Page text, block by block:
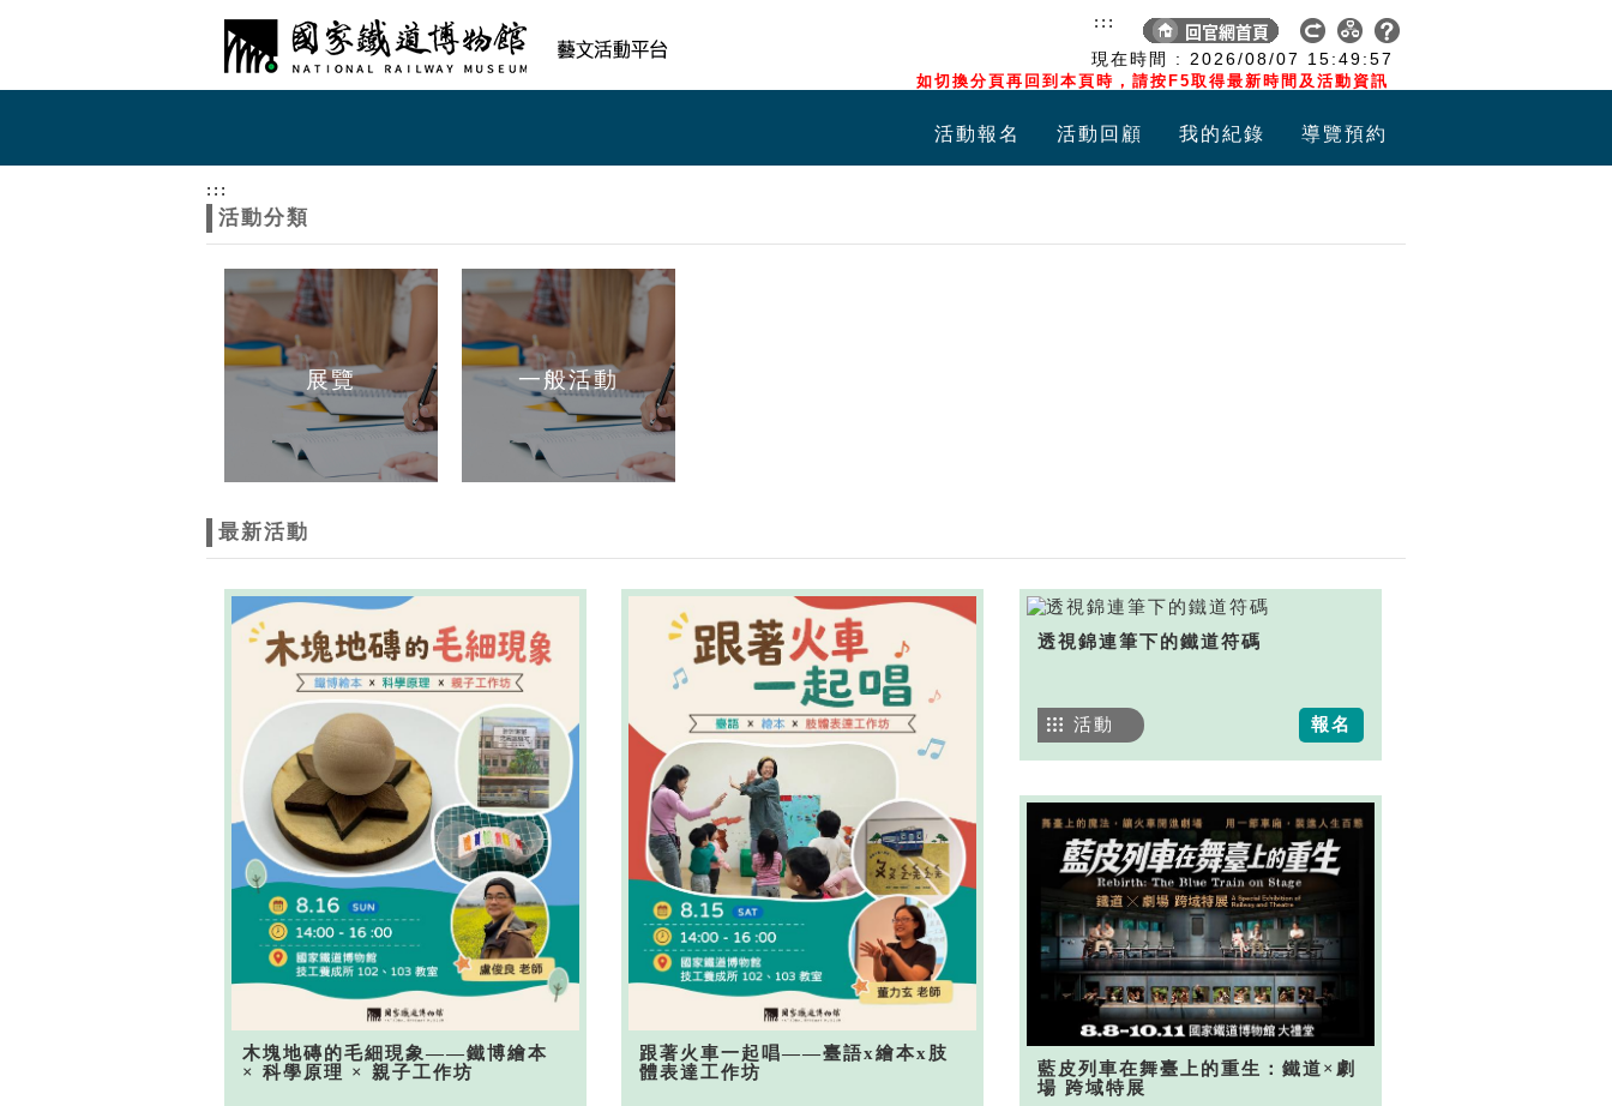
現在時間 : 2026/08/07 15:49:58
如切換分頁再回到本頁時，請按F5取得最新時間及活動資訊
:::
活動報名 活動回顧 我的紀錄 導覽預約
:::
活動分類
展覽 一般活動
最新活動
木塊地磚的毛細現象——鐵博繪本
× 科學原理 × 親子工作坊
跟著火車一起唱——臺語x繪本x肢
體表達工作坊
透視錦連筆下的鐵道符碼
報名
活動
藍皮列車在舞臺上的重生：鐵道×劇
場 跨域特展